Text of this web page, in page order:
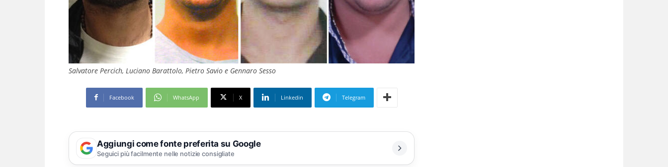
Salvatore Percich, Luciano Barattolo, Pietro Savio e Gennaro Sesso
Facebook WhatsApp X Linkedin Telegram
Aggiungi come fonte preferita su Google
Seguici più facilmente nelle notizie consigliate